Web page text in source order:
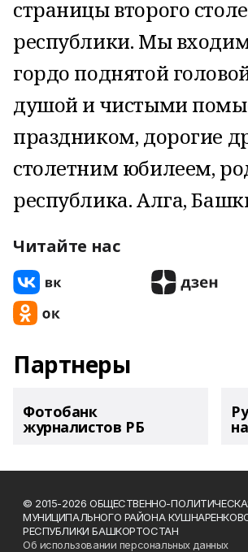
страницы второго
республики. Мы входим
гордо поднятой
душой и чистыми
праздником, дорогие
столетним юбилеем,
республика. Алга,
Читайте нас
Партнеры
Фотобанк
журналистов РБ
© 2015-2026 ОБЩЕСТВЕННО-
МУНИЦИПАЛЬНОГО РАЙОНА
РЕСПУБЛИКИ БАШКОРТОСТАН
Об использовании персональных данных